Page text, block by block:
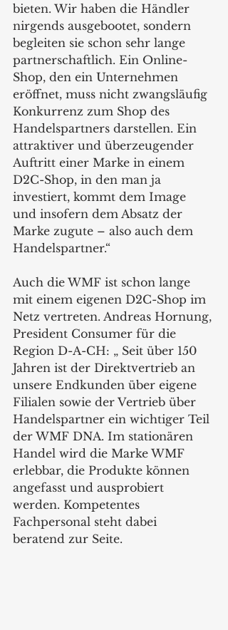
bieten. Wir haben die Händler
nirgends ausgebootet, sondern
begleiten sie schon sehr lange
partnerschaftlich. Ein Online-
Shop, den ein Unternehmen
eröffnet, muss nicht zwangsläufig
Konkurrenz zum Shop des
Handelspartners darstellen. Ein
attraktiver und überzeugender
Auftritt einer Marke in einem
D2C-Shop, in den man ja
investiert, kommt dem Image
und insofern dem Absatz der
Marke zugute – also auch dem
Handelspartner.“
Auch die WMF ist schon lange
mit einem eigenen D2C-Shop im
Netz vertreten. Andreas Hornung,
President Consumer für die
Region D-A-CH: „ Seit über 150
Jahren ist der Direktvertrieb an
unsere Endkunden über eigene
Filialen sowie der Vertrieb über
Handelspartner ein wichtiger Teil
der WMF DNA. Im stationären
Handel wird die Marke WMF
erlebbar, die Produkte können
angefasst und ausprobiert
werden. Kompetentes
Fachpersonal steht dabei
beratend zur Seite.